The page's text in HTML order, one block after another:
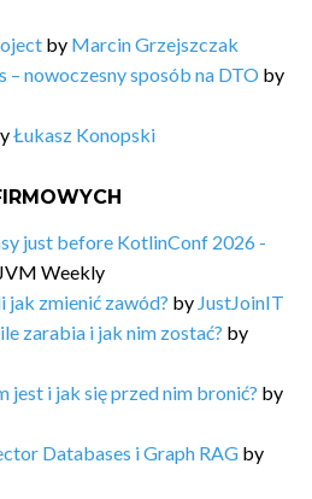
by Marcin Grzejszczak
– nowoczesny sposób na DTO by
Łukasz Konopski
just before KotlinConf 2026 -
JVM Weekly
jak zmienić zawód? by JustJoinIT
zarabia i jak nim zostać? by
jest i jak się przed nim bronić? by
Databases i Graph RAG by